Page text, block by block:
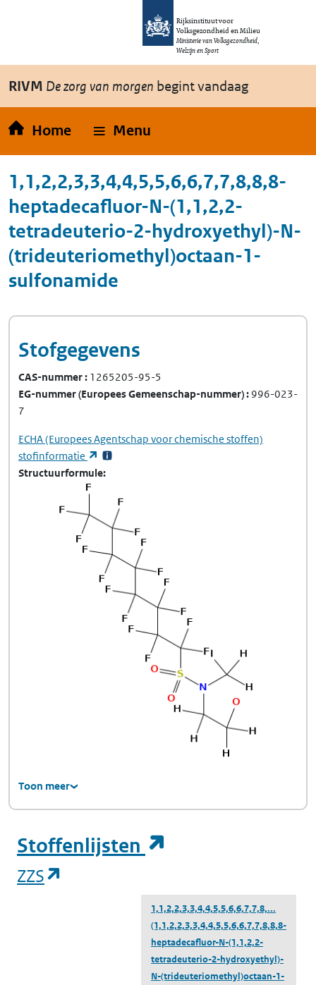
Overslaan en naar de inhoud gaan
Rijksinstituut voor
Volksgezondheid en Milieu
Ministerie van Volksgezondheid,
Welzijn en Sport
RIVM De zorg van morgen begint vandaag
Home Menu
1,1,2,2,3,3,4,4,5,5,6,6,7,7,8,8,8-
heptadecafluor-N-(1,1,2,2-
tetradeuterio-2-hydroxyethyl)-N-
(trideuteriomethyl)octaan-1-
sulfonamide
Stofgegevens
CAS-nummer 1265205-95-5
EG-nummer(Europees Gemeenschap-nummer) 996-023-
7
ECHA(Europees Agentschap voor chemische stoffen)
stofinformatie
(opent in een nieuw tabblad)
Structuurformule
Toon meer
Stoffenlijsten
ZZS
1,1,2,2,3,3,4,4,5,5,6,6,7,7,8,...
(1,1,2,2,3,3,4,4,5,5,6,6,7,7,8,8,8-
heptadecafluor-N-(1,1,2,2-
tetradeuterio-2-hydroxyethyl)-
N-(trideuteriomethyl)octaan-1-